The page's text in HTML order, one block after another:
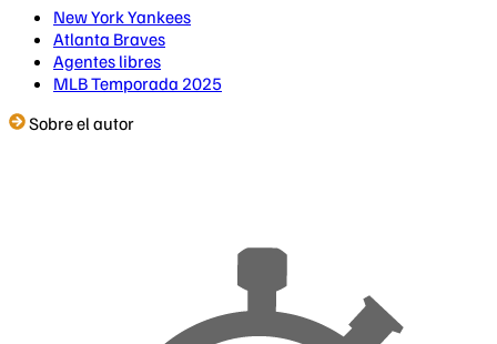
New York Yankees
Atlanta Braves
Agentes libres
MLB Temporada 2025
Sobre el autor